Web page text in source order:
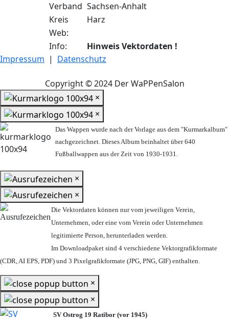
Verband Sachsen-Anhalt
Kreis
Harz
Web:
Info:
Hinweis Vektordaten !
Impressum | Datenschutz
Copyright © 2024 Der WaPPenSalon
×
×
Das Wappen wurde nach der Vorlage aus dem "Kurmarkalbum"
nachgezeichnet. Dieses Album beinhaltet über 640
Fußballwappen aus der Zeit von 1930-1931.
×
×
Die Vektordaten können nur vom jeweiligen Verein,
Unternehmen, oder eine vom Verein oder Unternehmen
legitimierte Person, herunterladen werden.
Im Downloadpaket sind 4 verschiedene Vektorgrafikformate
(CDR, AI EPS, PDF) und 3 Pixelgrafikformate (JPG, PNG, GIF) enthalten.
×
×
SV Ostrog 19 Ratibor (vor 1945)